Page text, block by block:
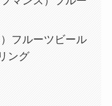
フルーツビール
ング